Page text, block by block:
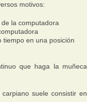
motivos:
la computadora
tiempo en una posición
que haga la muñeca
suele consistir en